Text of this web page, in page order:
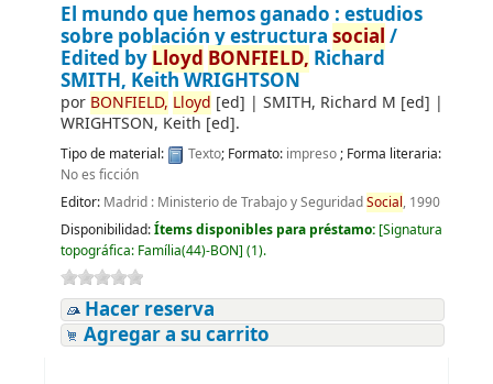
El mundo que hemos ganado : estudios
sobre población y estructura social /
Edited by Lloyd BONFIELD, Richard
SMITH, Keith WRIGHTSON
por BONFIELD, Lloyd [ed] | SMITH, Richard M [ed] |
WRIGHTSON, Keith [ed].
Tipo de material: Texto; Formato: impreso; Forma literaria:
No es ficción
Editor: Madrid : Ministerio de Trabajo y SeguridadSocial, 1990
Disponibilidad:Ítems disponibles para préstamo: [Signatura
topográfica: Família(44)-BON] (1).
Hacer reserva
Agregar a su carrito